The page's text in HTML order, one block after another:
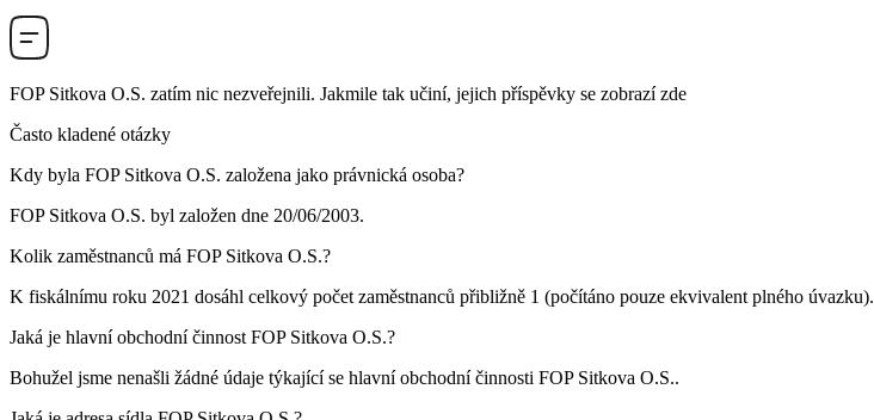
FOP Sitkova O.S. zatím nic nezveřejnili. Jakmile tak učiní, jejich příspěvky se zobrazí zde
Často kladené otázky
Kdy byla FOP Sitkova O.S. založena jako právnická osoba?
FOP Sitkova O.S. byl založen dne 20/06/2003.
Kolik zaměstnanců má FOP Sitkova O.S.?
K fiskálnímu roku 2021 dosáhl celkový počet zaměstnanců přibližně 1 (počítáno pouze ekvivalent plného úvazku).
Jaká je hlavní obchodní činnost FOP Sitkova O.S.?
Bohužel jsme nenašli žádné údaje týkající se hlavní obchodní činnosti FOP Sitkova O.S..